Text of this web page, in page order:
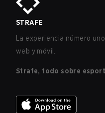
STRAFE
La experiencia número
web y móvil.
Strafe, todo sobre